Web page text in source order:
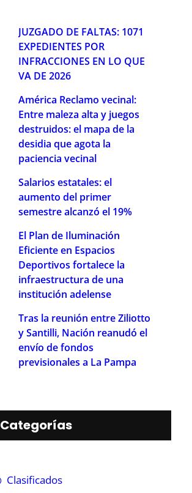
JUZGADO DE FALTAS: 1071
EXPEDIENTES POR
INFRACCIONES EN LO QUE
VA DE 2026
América Reclamo vecinal:
Entre maleza alta y juegos
destruidos: el mapa de la
desidia que agota la
paciencia vecinal
Salarios estatales: el
aumento del primer
semestre alcanzó el 19%
El Plan de Iluminación
Eficiente en Espacios
Deportivos fortalece la
infraestructura de una
institución adelense
Tras la reunión entre Ziliotto
y Santilli, Nación reanudó el
envío de fondos
previsionales a La Pampa
Categorías
Clasificados